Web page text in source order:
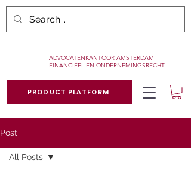
PRODUCT PLATFORM
ADVOCATENKANTOOR AMSTERDAM
FINANCIEEL EN ONDERNEMINGSRECHT
Post
All Posts